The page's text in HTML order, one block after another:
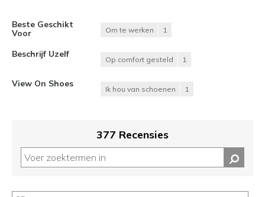
Beste Geschikt
Voor
Om te werken 1
Beschrijf Uzelf
Op comfort gesteld 1
View On Shoes
Ik hou van schoenen 1
377 Recensies